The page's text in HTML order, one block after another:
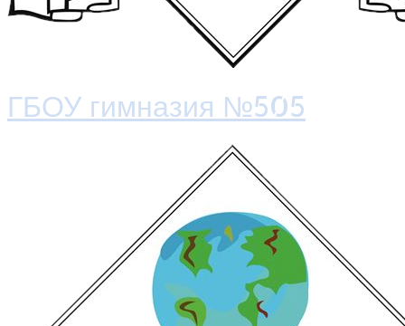
ГБОУ гимназия №505